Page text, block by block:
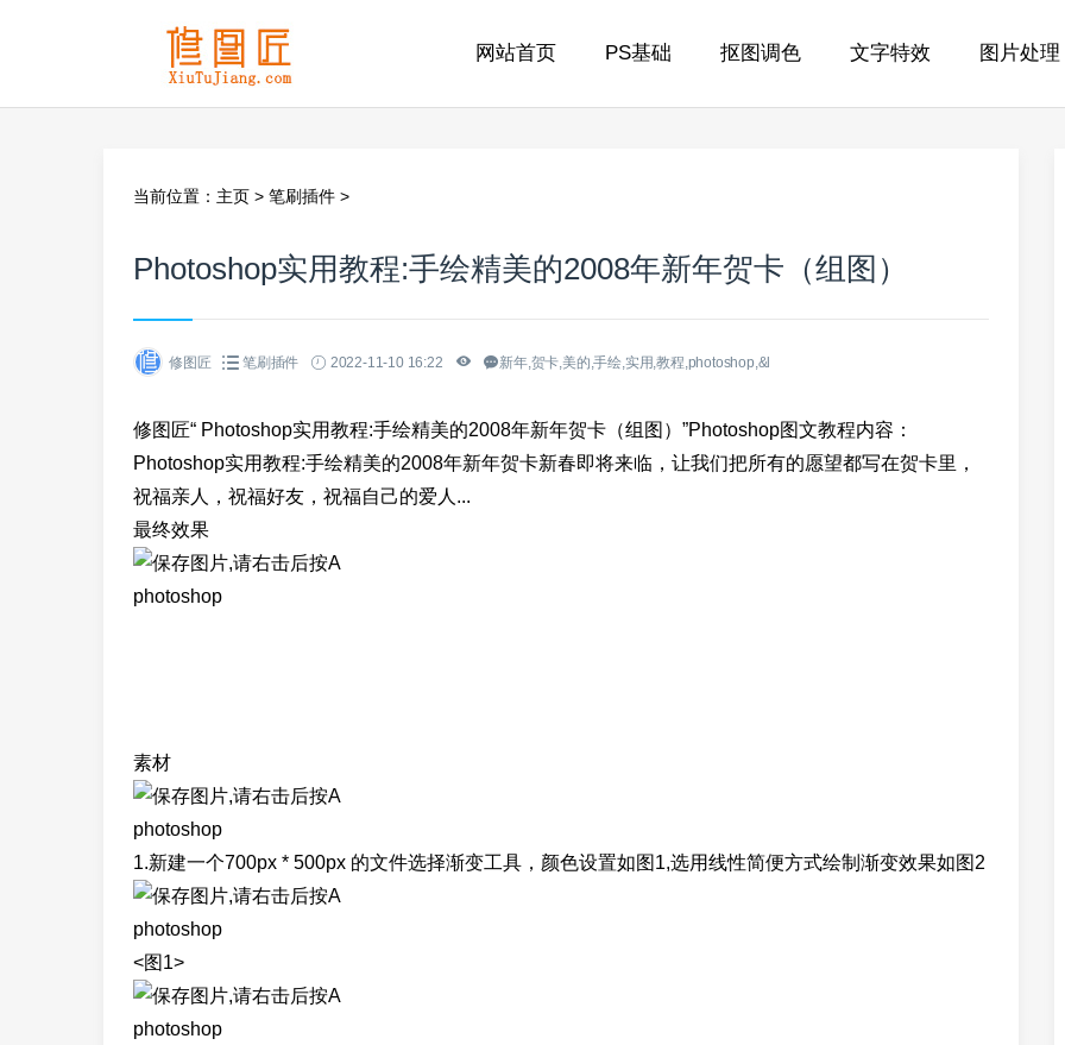
网站首页 PS基础 抠图调色 文字特效 图片处理
当前位置： 主页 > 笔刷插件 >
Photoshop实用教程:手绘精美的2008年新年贺卡（组图）
修图匠 笔刷插件 2022-11-10 16:22 新年,贺卡,美的,手绘,实用,教程,photoshop,&l
修图匠“ Photoshop实用教程:手绘精美的2008年新年贺卡（组图）”Photoshop图文教程内容：
Photoshop实用教程:手绘精美的2008年新年贺卡新春即将来临，让我们把所有的愿望都写在贺卡里，
祝福亲人，祝福好友，祝福自己的爱人...
最终效果
photoshop
素材
photoshop
1.新建一个700px * 500px 的文件选择渐变工具，颜色设置如图1,选用线性简便方式绘制渐变效果如图2
photoshop
<图1>
photoshop